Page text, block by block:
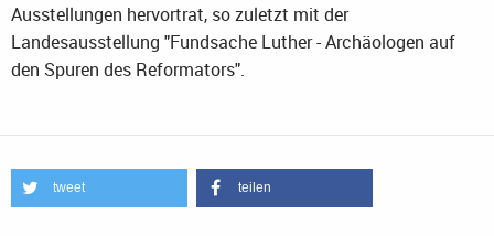
Ausstellungen hervortrat, so zuletzt mit der
Landesausstellung "Fundsache Luther - Archäologen auf
den Spuren des Reformators".
tweet teilen